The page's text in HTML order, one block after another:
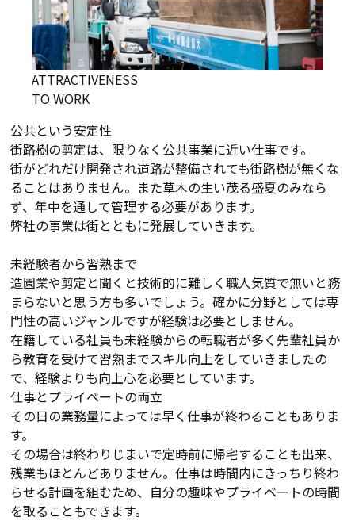
ATTRACTIVENESS
TO WORK
公共という安定性
街路樹の剪定は、限りなく公共事業に近い仕事です。
街がどれだけ開発され道路が整備されても街路樹が無くな
ることはありません。また草木の生い茂る盛夏のみなら
ず、年中を通して管理する必要があります。
弊社の事業は街とともに発展していきます。
未経験者から習熟まで
造園業や剪定と聞くと技術的に難しく職人気質で無いと務
まらないと思う方も多いでしょう。確かに分野としては専
門性の高いジャンルですが経験は必要としません。
在籍している社員も未経験からの転職者が多く先輩社員か
ら教育を受けて習熟までスキル向上をしていきましたの
で、経験よりも向上心を必要としています。
仕事とプライベートの両立
その日の業務量によっては早く仕事が終わることもありま
す。
その場合は終わりじまいで定時前に帰宅することも出来、
残業もほとんどありません。仕事は時間内にきっちり終わ
らせる計画を組むため、自分の趣味やプライベートの時間
を取ることもできます。